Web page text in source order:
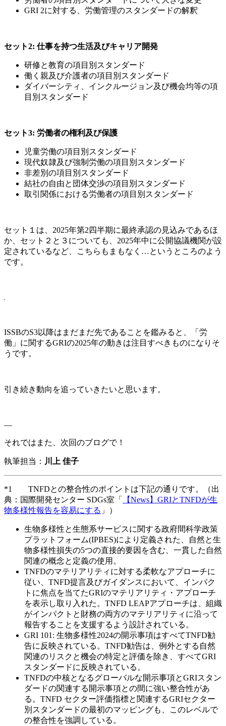
GRI 2に対する、労働管理のスタンダードの解釈
セット2: 仕事を持つ生活及びキャリア開発
研修と教育の項目別スタンダード
働く親及び介護者の項目別スタンダード
ダイバーシティ、インクルージョン及び機会均等の項
目別スタンダード
セット3: 労働者の権利及び保護
児童労働の項目別スタンダード
現代奴隷及び強制労働の項目別スタンダード
非差別の項目別スタンダード
結社の自由と団体交渉の項目別スタンダード
取引関係における労働者の項目別スタンダード
セット１は、2025年第2四半期に最終承認の見込みであるほ
か、セット２と３についても、2025年中に公開協議機関が設
定されているなど、こちらもまもなく…というところのよう
です。
ISSBのS3以降はまだまだ先であることを鑑みると、「労
働」に関するGRIの2025年の動きは注目すべきものになりそ
うです。
引き続き動向を追っていきたいと思います。
—
それではまた、次回のブログで！
執筆担当： 川上 佳子
*1 TNFDとの整合性のポイントは下記の通りです。（出
典：国際開発センター SDGs室「
【News】GRIとTNFDが生
物多様性報告を容易にする 」）
生物多様性と生態系サービスに関する政府間科学政策
プラットフォーム(IPBES)により定義された、自然と生
物多様性損失の5つの直接的要因を含む、一貫した自然
関連の概念と定義の使用。
TNFDのマテリアリティに対する柔軟なアプローチに
従い、TNFD提言及びガイダンスにおいて、インパク
トに焦点を当てたGRIのマテリアリティ・アプローチ
を表示し取り入れた。TNFD LEAPアプローチは、組織
がインパクトと財務の両方のマテリアリティに沿って
報告することを支援するよう設計されている。
GRI 101: 生物多様性2024の開示事項はすべてTNFD勧
告に反映されている。TNFD勧告は、例外とする自然
関連のリスクと機会の特定と評価を除き、すべてGRI
スタンダードに反映されている。
TNFDの中核となるグローバルな開示事項とGRIスタン
ダードの関連する開示事項との間に強い整合性があ
る。TNFD セクター評価指標と関連するGRIセクター
別スタンダードの最初のマッピングも、このレベルで
の整合性を強調している。